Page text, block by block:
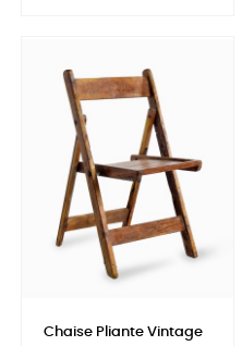
Chaise Pliante Vintage